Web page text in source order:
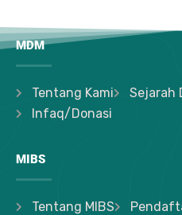
MDM
Tentang Kami Sejarah
Infaq/Donasi
MIBS
Tentang MIBS